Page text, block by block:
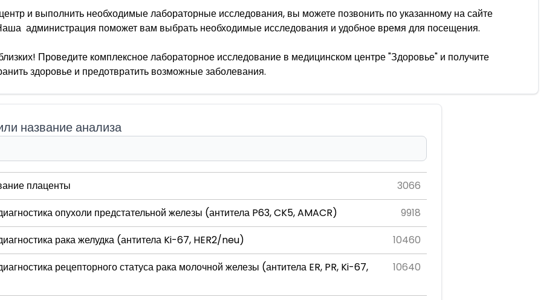
и выполнить необходимые лабораторные исследования, вы можете позвонить по указанному на сайте
администрация поможет вам выбрать необходимые исследования и удобное время для посещения.
Проведите комплексное лабораторное исследование в медицинском центре "Здоровье" и получите
здоровье и предотвратить возможные заболевания.
название анализа
плаценты
3066
опухоли предстательной железы (антитела P63, CK5, AMACR)
9918
рака желудка (антитела Ki-67, HER2/neu)
10460
рецепторного статуса рака молочной железы (антитела ER, PR, Ki-67,
10640